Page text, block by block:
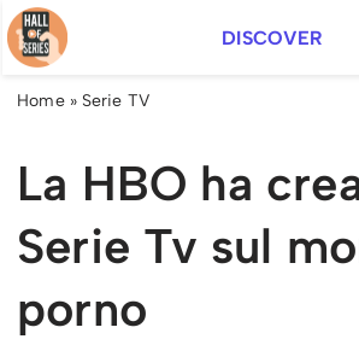
Vai
al
DISCOVER
Home» Serie TV
La HBO ha
Serie Tv sul
porno